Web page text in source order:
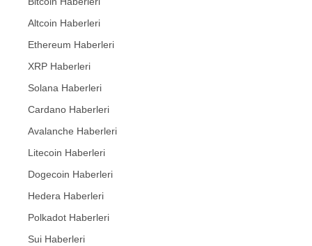
Altcoin Haberleri
Ethereum Haberleri
XRP Haberleri
Solana Haberleri
Cardano Haberleri
Avalanche Haberleri
Litecoin Haberleri
Dogecoin Haberleri
Hedera Haberleri
Polkadot Haberleri
Sui Haberleri